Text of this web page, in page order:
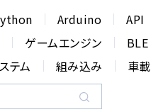
Arduino API
ゲームエンジン BLE
テム
組み込み 車載